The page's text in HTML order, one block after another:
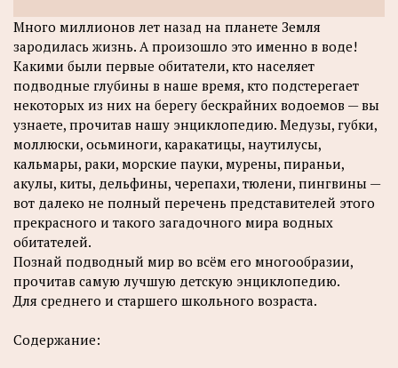
Много миллионов лет назад на планете Земля
зародилась жизнь. А произошло это именно в воде!
Какими были первые обитатели, кто населяет
подводные глубины в наше время, кто подстерегает
некоторых из них на берегу бескрайних водоемов — вы
узнаете, прочитав нашу энциклопедию. Медузы, губки,
моллюски, осьминоги, каракатицы, наутилусы,
кальмары, раки, морские пауки, мурены, пираньи,
акулы, киты, дельфины, черепахи, тюлени, пингвины —
вот далеко не полный перечень представителей этого
прекрасного и такого загадочного мира водных
обитателей.
Познай подводный мир во всём его многообразии,
прочитав самую лучшую детскую энциклопедию.
Для среднего и старшего школьного возраста.
Содержание: